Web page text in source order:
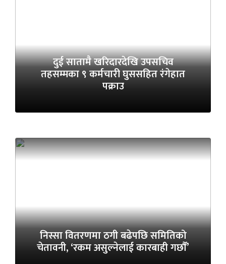
दुई सातामै खरिदारदेखि उपसचिव
तहसम्मका ९ कर्मचारी घुससहित रंगेहात
पक्राउ
निस्सा वितरणमा ठगी बढेपछि समितिको
चेतावनी, ‘रकम असुल्नेलाई कारबाही गर्छाैं’